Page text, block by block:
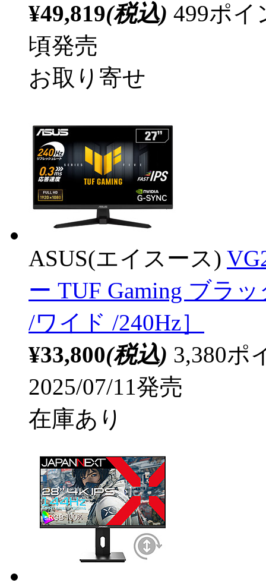
¥49,819(税込) 499ポ
頃発売
お取り寄せ
ASUS(エイスース)
ー TUF Gaming ブラ
/ワイド /240Hz］
¥33,800(税込) 3,380ポ
2025/07/11発売
在庫あり